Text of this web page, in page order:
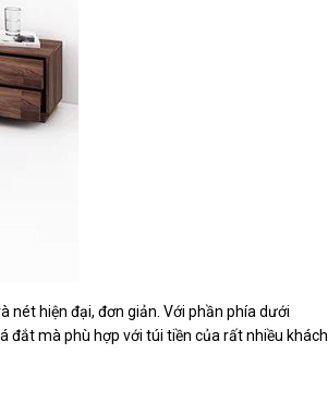
nét hiện đại, đơn giản. Với phần phía dưới
mà phù hợp với túi tiền của rất nhiều khách